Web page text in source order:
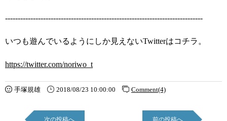
------------------------------------------------------------------------------
いつも遊んでいるようにしか見えないTwitterはコチラ。
https://twitter.com/noriwo_t
手塚規雄 2018/08/23 10:00:00 Comment(4)
次の投稿へ 前の投稿へ